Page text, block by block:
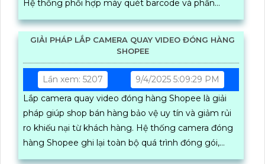
Hệ thống phối hợp máy quét barcode và phần
mềm tra cứu theo mã vận đơn, cho phép tìm, tải
video, giảm chi phí hoàn, nâng uy tín bán hàng
GIẢI PHÁP LẮP CAMERA QUAY VIDEO ĐÓNG HÀNG
SHOPEE
Lần xem: 5207
9/4/2025 5:09:29 PM
Lắp camera quay video đóng hàng Shopee là giải
pháp giúp shop bán hàng bảo vệ uy tín và giảm rủi
ro khiếu nại từ khách hàng. Hệ thống camera đóng
hàng Shopee ghi lại toàn bộ quá trình đóng gói,
đảm bảo minh bạch, rõ ràng, đồng thời kết hợp